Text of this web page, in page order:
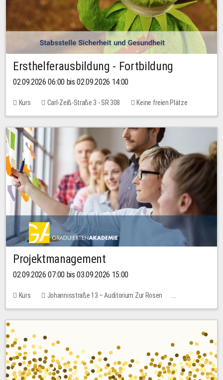
Ersthelferausbildung - Fortbildung
02.09.2026 06:00 bis 02.09.2026 14:00
Kurs Carl-Zeiß-Straße 3 - SR 308 Keine freien Plätze
Projektmanagement
02.09.2026 07:00 bis 03.09.2026 15:00
Kurs
Johannisstraße 13 – Auditorium Zur Rosen
Keine freien Plätze
30,00 EUR